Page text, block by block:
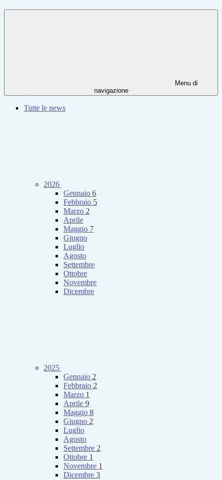
Menu di
navigazione
Tutte le news
2026
Gennaio 6
Febbraio 5
Marzo 2
Aprile
Maggio 7
Giugno
Luglio
Agosto
Settembre
Ottobre
Novembre
Dicembre
2025
Gennaio 2
Febbraio 2
Marzo 1
Aprile 9
Maggio 8
Giugno 2
Luglio
Agosto
Settembre 2
Ottobre 1
Novembre 1
Dicembre 3